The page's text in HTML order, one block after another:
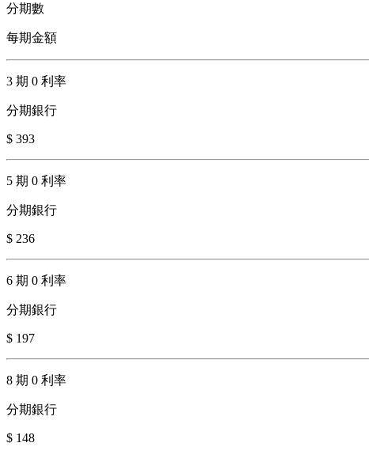
分期數
每期金額
3 期 0 利率
分期銀行
$ 393
5 期 0 利率
分期銀行
$ 236
6 期 0 利率
分期銀行
$ 197
8 期 0 利率
分期銀行
$ 148